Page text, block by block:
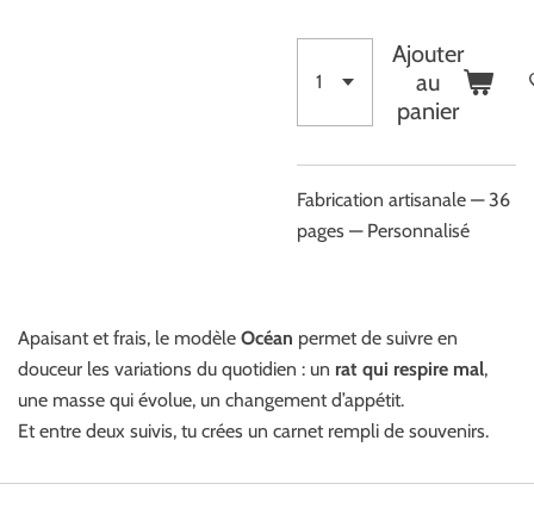
Ajouter
au
panier
Fabrication artisanale — 36
pages — Personnalisé
Apaisant et frais, le modèle Océan permet de suivre en
douceur les variations du quotidien : un rat qui respire mal,
une masse qui évolue, un changement d’appétit.
Et entre deux suivis, tu crées un carnet rempli de souvenirs.